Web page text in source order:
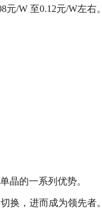
/W 至0.12元/W左右。
晶的一系列优势。
换，进而成为领先者。